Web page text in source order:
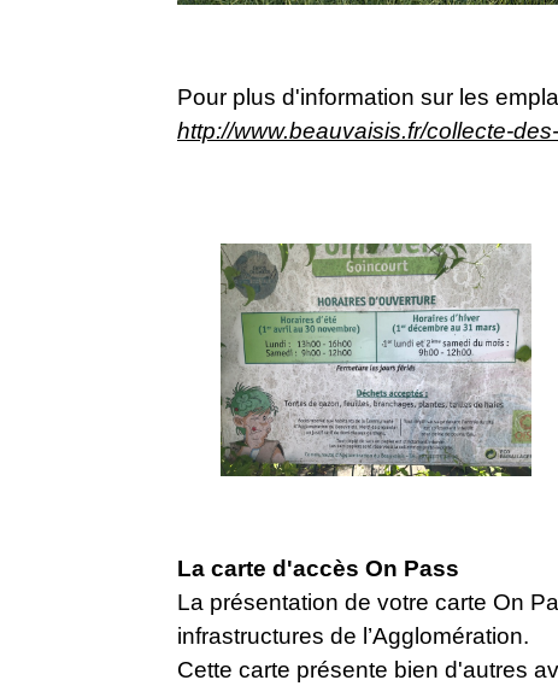
Pour plus d'information sur les
http://www.beauvaisis.fr/collecte-
La carte d'accès On Pass
La présentation de votre carte On
infrastructures de l’Agglomération.
Cette carte présente bien d'autres